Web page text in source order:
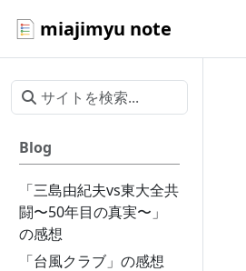
miajimyu note
Blog
「三島由紀夫vs東大全共
闘〜50年目の真実〜」
の感想
「台風クラブ」の感想